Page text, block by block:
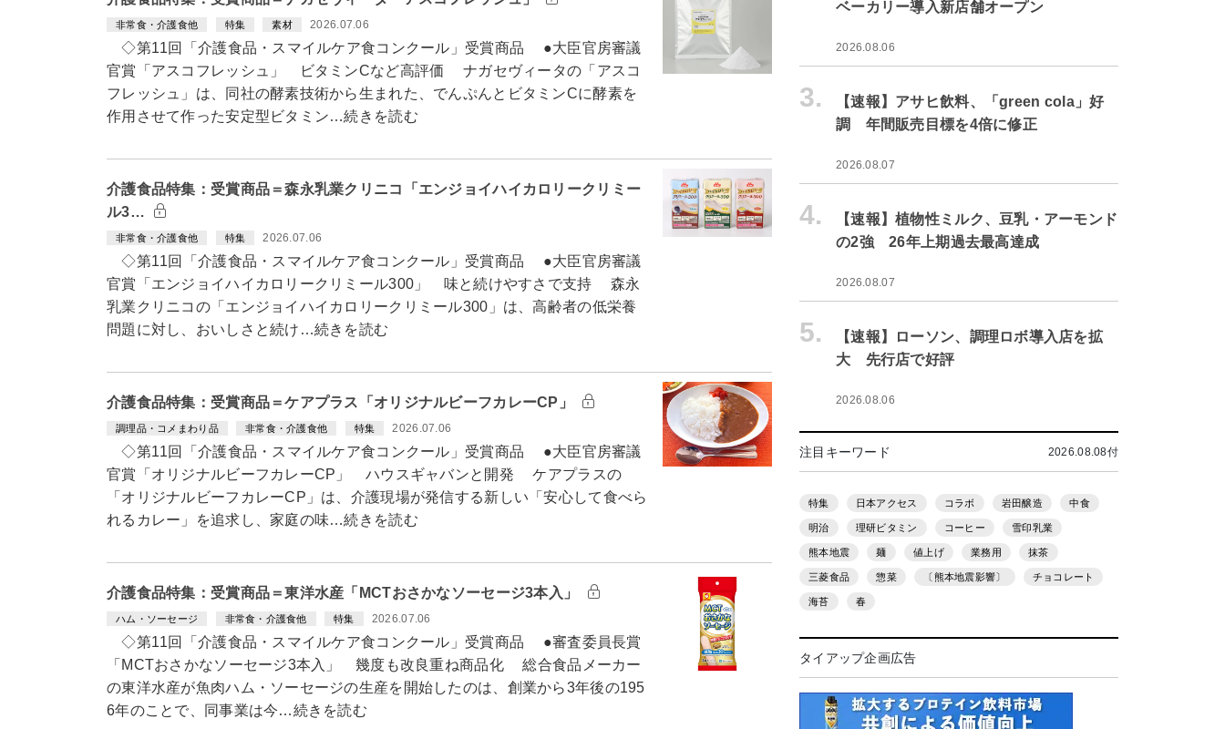
非常食・介護食他 特集 素材 2026.07.06
◇第11回「介護食品・スマイルケア食コンクール」受賞商品 ●大臣官房審議
官賞「アスコフレッシュ」 ビタミンCなど高評価 ナガセヴィータの「アスコ
フレッシュ」は、同社の酵素技術から生まれた、でんぷんとビタミンCに酵素を
作用させて作った安定型ビタミン…続きを読む
介護食品特集：受賞商品＝森永乳業クリニコ「エンジョイハイカロリークリミー
ル3…
非常食・介護食他 特集 2026.07.06
◇第11回「介護食品・スマイルケア食コンクール」受賞商品 ●大臣官房審議
官賞「エンジョイハイカロリークリミール300」 味と続けやすさで支持 森永
乳業クリニコの「エンジョイハイカロリークリミール300」は、高齢者の低栄養
問題に対し、おいしさと続け…続きを読む
介護食品特集：受賞商品＝ケアプラス「オリジナルビーフカレーCP」
調理品・コメまわり品 非常食・介護食他 特集 2026.07.06
◇第11回「介護食品・スマイルケア食コンクール」受賞商品 ●大臣官房審議
官賞「オリジナルビーフカレーCP」 ハウスギャバンと開発 ケアプラスの
「オリジナルビーフカレーCP」は、介護現場が発信する新しい「安心して食べら
れるカレー」を追求し、家庭の味…続きを読む
介護食品特集：受賞商品＝東洋水産「MCTおさかなソーセージ3本入」
ハム・ソーセージ 非常食・介護食他 特集 2026.07.06
◇第11回「介護食品・スマイルケア食コンクール」受賞商品 ●審査委員長賞
「MCTおさかなソーセージ3本入」 幾度も改良重ね商品化 総合食品メーカー
の東洋水産が魚肉ハム・ソーセージの生産を開始したのは、創業から3年後の195
6年のことで、同事業は今…続きを読む
ベーカリー導入新店舗オープン
2026.08.06
3.
【速報】アサヒ飲料、「green cola」好
調 年間販売目標を4倍に修正
2026.08.07
4.
【速報】植物性ミルク、豆乳・アーモンド
の2強 26年上期過去最高達成
2026.08.07
5.
【速報】ローソン、調理ロボ導入店を拡
大 先行店で好評
2026.08.06
注目キーワード 2026.08.08付
特集 日本アクセス コラボ 岩田醸造 中食
明治 理研ビタミン コーヒー 雪印乳業
熊本地震 麺 値上げ 業務用 抹茶
三菱食品 惣菜 〔熊本地震影響〕 チョコレート
海苔 春
タイアップ企画広告